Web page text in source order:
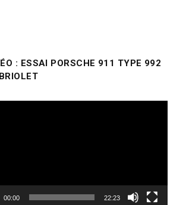
: ESSAI PORSCHE 911 TYPE 992
00:00 22:23